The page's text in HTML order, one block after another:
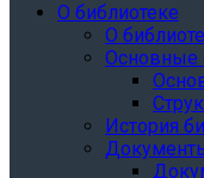
О библиотеке
О
Основные
История